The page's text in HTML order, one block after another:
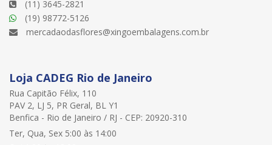
(11) 3645-2821
(19) 98772-5126
mercadaodasflores@xingoembalagens.com.br
Loja CADEG Rio de Janeiro
Rua Capitão Félix, 110
PAV 2, LJ 5, PR Geral, BL Y1
Benfica - Rio de Janeiro / RJ - CEP: 20920-310
Ter, Qua, Sex 5:00 às 14:00